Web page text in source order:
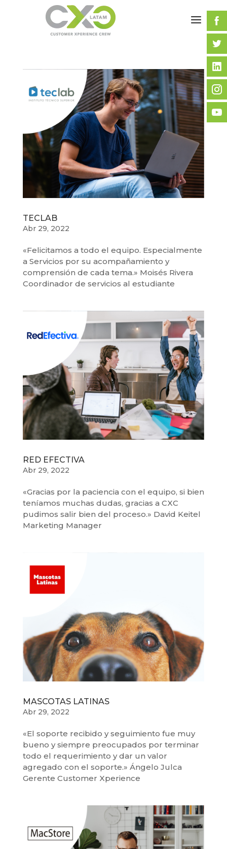
TECLAB
Abr 29, 2022
«Felicitamos a todo el equipo. Especialmente
a Servicios por su acompañamiento y
comprensión de cada tema.» Moisés Rivera
Coordinador de servicios al estudiante
RED EFECTIVA
Abr 29, 2022
«Gracias por la paciencia con el equipo, si bien
teníamos muchas dudas, gracias a CXC
pudimos salir bien del proceso.» David Keitel
Marketing Manager
MASCOTAS LATINAS
Abr 29, 2022
«El soporte recibido y seguimiento fue muy
bueno y siempre preocupados por terminar
todo el requerimiento y dar un valor
agregado con el soporte.» Ángelo Julca
Gerente Customer Xperience